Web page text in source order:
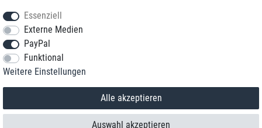
*Sie erreichen uns zum Ortstarif von Montag bis Freitag von 9 Uhr - 18 Uhr.
© 2018 TOP TEN Computervertrieb GmbH
Essenziell
Externe Medien
PayPal
Funktional
Weitere Einstellungen
Alle akzeptieren
Auswahl akzeptieren